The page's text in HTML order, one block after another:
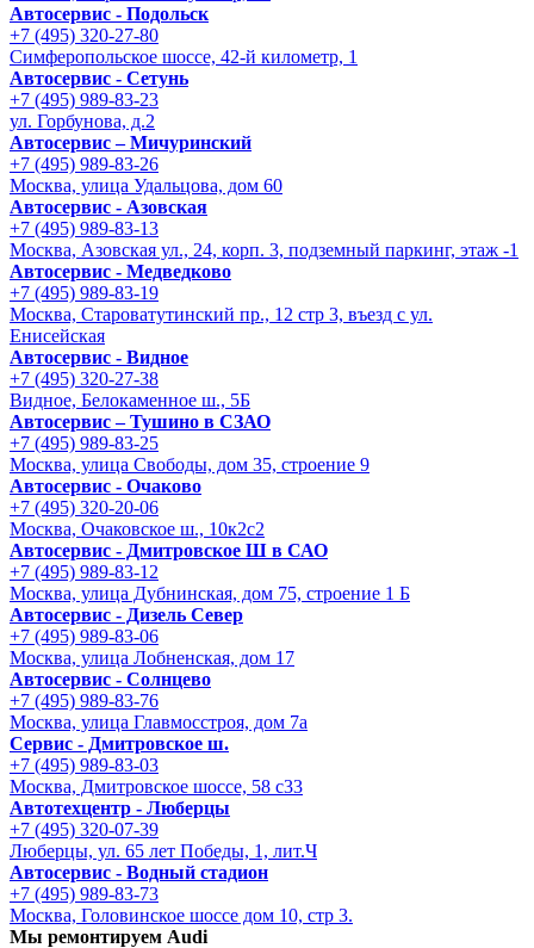
Автосервис - Подольск
+7 (495) 320-27-80
Симферопольское шоссе, 42-й километр, 1
Автосервис - Сетунь
+7 (495) 989-83-23
ул. Горбунова, д.2
Автосервис – Мичуринский
+7 (495) 989-83-26
Москва, улица Удальцова, дом 60
Автосервис - Азовская
+7 (495) 989-83-13
Москва, Азовская ул., 24, корп. 3, подземный паркинг, этаж -1
Автосервис - Медведково
+7 (495) 989-83-19
Москва, Староватутинский пр., 12 стр 3, въезд с ул.
Енисейская
Автосервис - Видное
+7 (495) 320-27-38
Видное, Белокаменное ш., 5Б
Автосервис – Тушино в СЗАО
+7 (495) 989-83-25
Москва, улица Свободы, дом 35, строение 9
Автосервис - Очаково
+7 (495) 320-20-06
Москва, Очаковское ш., 10к2с2
Автосервис - Дмитровское Ш в САО
+7 (495) 989-83-12
Москва, улица Дубнинская, дом 75, строение 1 Б
Автосервис - Дизель Север
+7 (495) 989-83-06
Москва, улица Лобненская, дом 17
Автосервис - Солнцево
+7 (495) 989-83-76
Москва, улица Главмосстроя, дом 7а
Сервис - Дмитровское ш.
+7 (495) 989-83-03
Москва, Дмитровское шоссе, 58 с33
Автотехцентр - Люберцы
+7 (495) 320-07-39
Люберцы, ул. 65 лет Победы, 1, лит.Ч
Автосервис - Водный стадион
+7 (495) 989-83-73
Москва, Головинское шоссе дом 10, стр 3.
Мы ремонтируем Audi